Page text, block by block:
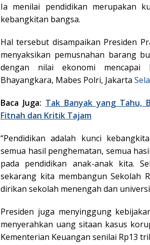
Ia menilai pendidikan merupakan
kebangkitan bangsa.
Hal tersebut disampaikan Presiden
menyaksikan pemusnahan barang
dengan nilai ekonomi mencapai
Bhayangkara, Mabes Polri, Jakarta
Baca Juga: Tak Banyak yang Tahu,
Fitnah dan Kritik Tajam
“Pendidikan adalah kunci
semua hasil penghematan, semua
pada pendidikan anak-anak kita.
sekarang kita membangun Sekolah
dirikan sekolah menengah dan
Presiden juga menyinggung
menyerahkan uang sitaan kasus
Kementerian Keuangan senilai Rp13